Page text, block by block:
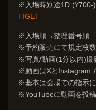
※入場時別途1D (¥700-)
TIGET
※入場順→整理番号順
※予約販売にて規定枚
※写真/動画(1分以内)撮
※動画はXとInstagram
※基本は会場での指示に
※YouTubeに動画を投